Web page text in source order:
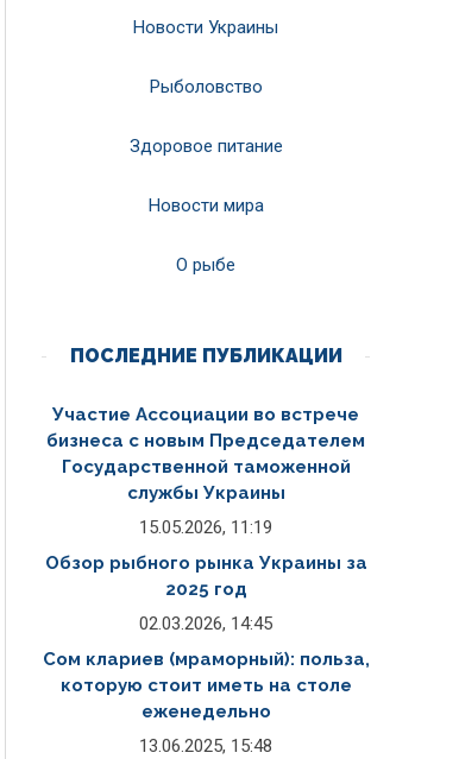
Новости Украины
Рыболовство
Здоровое питание
Новости мира
О рыбе
ПОСЛЕДНИЕ ПУБЛИКАЦИИ
Участие Ассоциации во встрече
бизнеса с новым Председателем
Государственной таможенной
службы Украины
15.05.2026, 11:19
Обзор рыбного рынка Украины за
2025 год
02.03.2026, 14:45
Сом клариев (мраморный): польза,
которую стоит иметь на столе
еженедельно
13.06.2025, 15:48